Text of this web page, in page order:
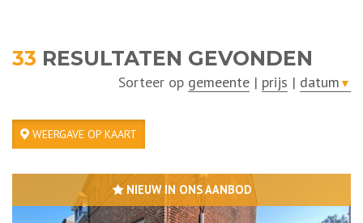
33 RESULTATEN GEVONDEN
Sorteer op gemeente | prijs | datum ▼
WEERGAVE OP KAART
NIEUW IN ONS AANBOD